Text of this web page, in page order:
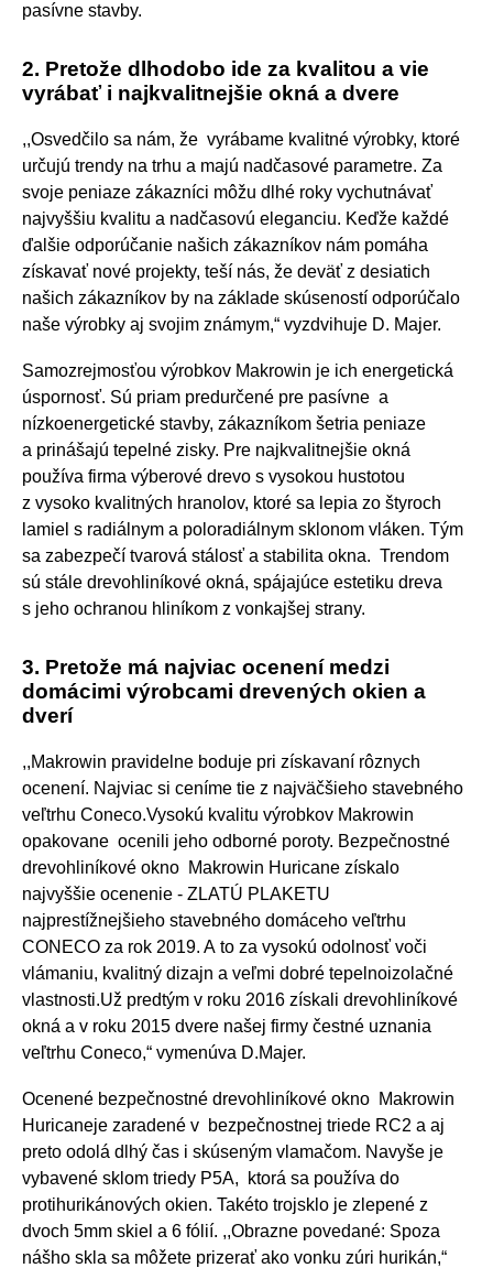
pasívne stavby.
2. Pretože dlhodobo ide za kvalitou a vie
vyrábať i najkvalitnejšie okná a dvere
,,Osvedčilo sa nám, že vyrábame kvalitné výrobky, ktoré
určujú trendy na trhu a majú nadčasové parametre. Za
svoje peniaze zákazníci môžu dlhé roky vychutnávať
najvyššiu kvalitu a nadčasovú eleganciu. Keďže každé
ďalšie odporúčanie našich zákazníkov nám pomáha
získavať nové projekty, teší nás, že deväť z desiatich
našich zákazníkov by na základe skúseností odporúčalo
naše výrobky aj svojim známym,“ vyzdvihuje D. Majer.
Samozrejmosťou výrobkov Makrowin je ich energetická
úspornosť. Sú priam predurčené pre pasívne a
nízkoenergetické stavby, zákazníkom šetria peniaze
a prinášajú tepelné zisky. Pre najkvalitnejšie okná
používa firma výberové drevo s vysokou hustotou
z vysoko kvalitných hranolov, ktoré sa lepia zo štyroch
lamiel s radiálnym a poloradiálnym sklonom vláken. Tým
sa zabezpečí tvarová stálosť a stabilita okna. Trendom
sú stále drevohliníkové okná, spájajúce estetiku dreva
s jeho ochranou hliníkom z vonkajšej strany.
3. Pretože má najviac ocenení medzi
domácimi výrobcami drevených okien a
dverí
,,Makrowin pravidelne boduje pri získavaní rôznych
ocenení. Najviac si ceníme tie z najväčšieho stavebného
veľtrhu Coneco.Vysokú kvalitu výrobkov Makrowin
opakovane ocenili jeho odborné poroty. Bezpečnostné
drevohliníkové okno Makrowin Huricane získalo
najvyššie ocenenie - ZLATÚ PLAKETU
najprestížnejšieho stavebného domáceho veľtrhu
CONECO za rok 2019. A to za vysokú odolnosť voči
vlámaniu, kvalitný dizajn a veľmi dobré tepelnoizolačné
vlastnosti.Už predtým v roku 2016 získali drevohliníkové
okná a v roku 2015 dvere našej firmy čestné uznania
veľtrhu Coneco,“ vymenúva D.Majer.
Ocenené bezpečnostné drevohliníkové okno Makrowin
Huricaneje zaradené v bezpečnostnej triede RC2 a aj
preto odolá dlhý čas i skúseným vlamačom. Navyše je
vybavené sklom triedy P5A, ktorá sa používa do
protihurikánových okien. Takéto trojsklo je zlepené z
dvoch 5mm skiel a 6 fólií. ,,Obrazne povedané: Spoza
nášho skla sa môžete prizerať ako vonku zúri hurikán,“